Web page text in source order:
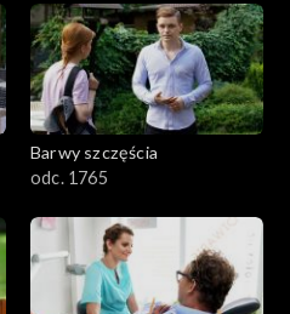
Barwy szczęścia
odc. 1765